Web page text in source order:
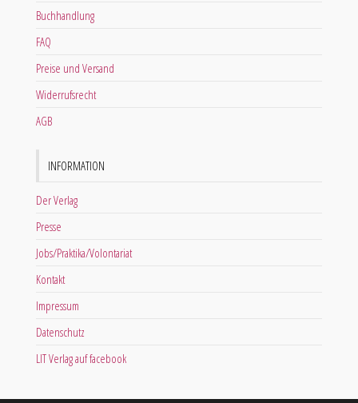
Buchhandlung
FAQ
Preise und Versand
Widerrufsrecht
AGB
INFORMATION
Der Verlag
Presse
Jobs/Praktika/Volontariat
Kontakt
Impressum
Datenschutz
LIT Verlag auf facebook